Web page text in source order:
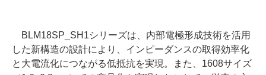
BLM18SP_SH1シリーズは、内部電極形成技術を活用
した新構造の設計により、インピーダンスの取得効率化
と大電流化につながる低抵抗を実現。また、1608サイズ